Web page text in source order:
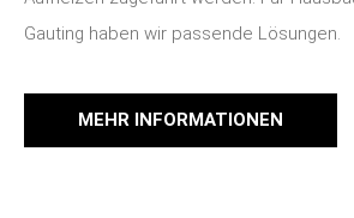
Gauting haben wir passende Lösungen.
MEHR INFORMATIONEN